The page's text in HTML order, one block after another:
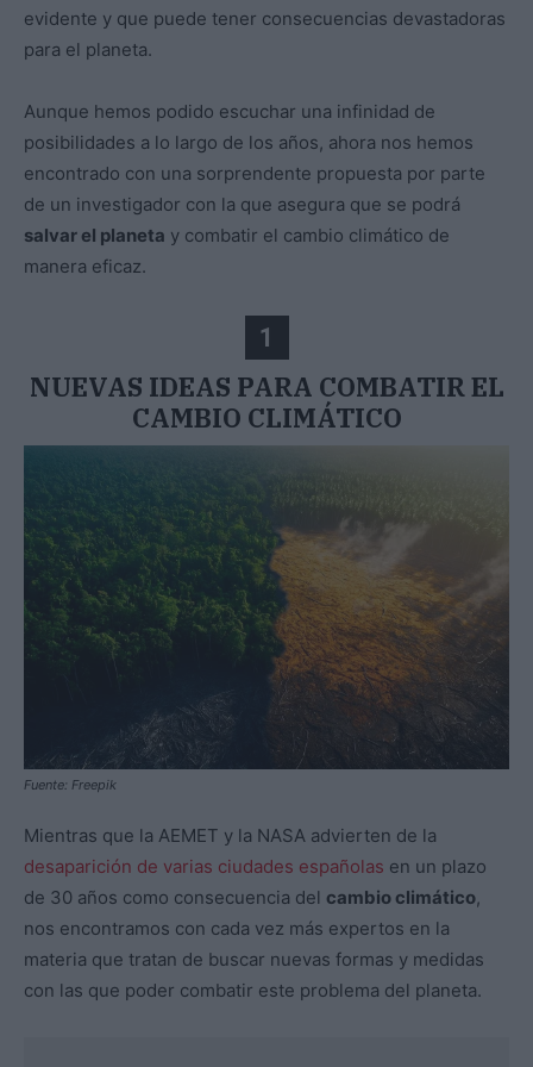
evidente y que puede tener consecuencias devastadoras
para el planeta.
Aunque hemos podido escuchar una infinidad de
posibilidades a lo largo de los años, ahora nos hemos
encontrado con una sorprendente propuesta por parte
de un investigador con la que asegura que se podrá
salvar el planeta y combatir el cambio climático de
manera eficaz.
1
NUEVAS IDEAS PARA COMBATIR EL
CAMBIO CLIMÁTICO
Fuente: Freepik
Mientras que la AEMET y la NASA advierten de la
desaparición de varias ciudades españolas en un plazo
de 30 años como consecuencia del cambio climático,
nos encontramos con cada vez más expertos en la
materia que tratan de buscar nuevas formas y medidas
con las que poder combatir este problema del planeta.